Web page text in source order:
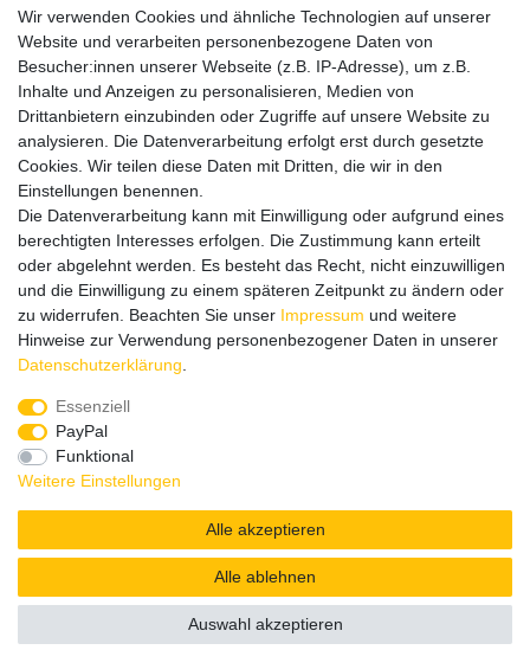
Vertrag widerrufen
Informationen
Datenschutz
Impressum
Wir verschicken klimaneutral mit DPD
Zahlungsmethoden
Zusätzlich stehen SEPA
Kreditkartewie VISA oder MasterCard,
Wir verwenden Cookies und ähnliche Technologien auf unserer
Website und verarbeiten personenbezogene Daten von
Besucher:innen unserer Webseite (z.B. IP-Adresse), um z.B.
Inhalte und Anzeigen zu personalisieren, Medien von
Drittanbietern einzubinden oder Zugriffe auf unsere Website zu
analysieren. Die Datenverarbeitung erfolgt erst durch gesetzte
Cookies. Wir teilen diese Daten mit Dritten, die wir in den
Einstellungen benennen.
Die Datenverarbeitung kann mit Einwilligung oder aufgrund eines
berechtigten Interesses erfolgen. Die Zustimmung kann erteilt
oder abgelehnt werden. Es besteht das Recht, nicht einzuwilligen
und die Einwilligung zu einem späteren Zeitpunkt zu ändern oder
zu widerrufen. Beachten Sie unser Impressum und weitere
Hinweise zur Verwendung personenbezogener Daten in unserer
Daten­schutz­erklärung
Essenziell
PayPal
Funktional
Weitere Einstellungen
Alle akzeptieren
Alle ablehnen
Auswahl akzeptieren